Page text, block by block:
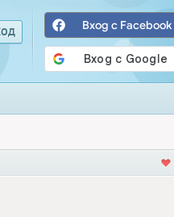
Вход с Facebook